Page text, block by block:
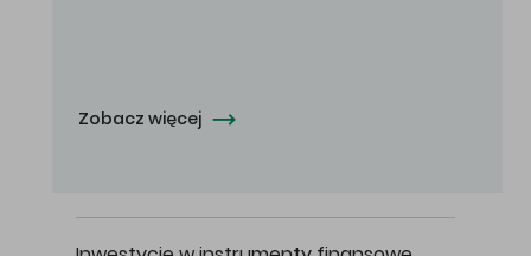
Zobacz więcej